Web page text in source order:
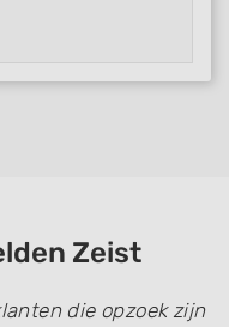
Zeist
die opzoek zijn